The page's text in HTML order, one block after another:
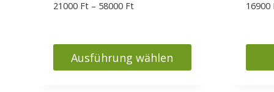
21000 Ft – 58000 FtPreisspanne:
58000 Ft
Ausführung wählen
16900